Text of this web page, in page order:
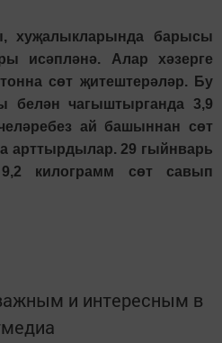
хуҗалыкларында барысы
исәпләнә. Алар хәзерге
сөт җитештерәләр. Бу
белән чагыштырганда 3,9
ай башыннан сөт
арттырдылар. 29 гыйнварь
килограмм сөт савып
и интересным в